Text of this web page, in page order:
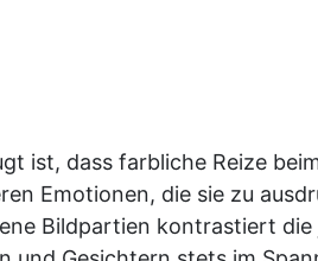
ist, dass farbliche Reize
Emotionen, die sie zu
Bildpartien kontrastiert